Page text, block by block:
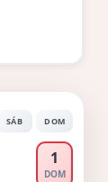
SÁB DOM
1
DOM